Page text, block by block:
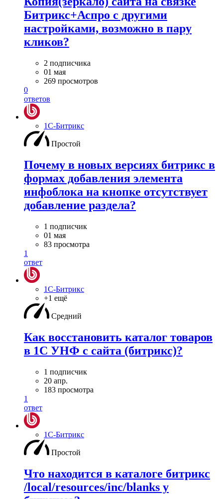
Битрикс+Аспро с другими
настройками, возможно в пару
кликов?
2 подписчика
01 мая
269 просмотров
0
ответов
1С-Битрикс
Простой
Почему в новых версиях битрикс в
формах добавления элемента
инфоблока на кнопке отсутствует
добавление раздела?
1 подписчик
01 мая
83 просмотра
1
ответ
1С-Битрикс
+1 ещё
Средний
Как восстановить каталог товаров
в 1С УНФ с сайта (битрикс)?
1 подписчик
20 апр.
183 просмотра
1
ответ
1С-Битрикс
Простой
Что находится в каталоге битрикс
/local/resources/inc/blanks у